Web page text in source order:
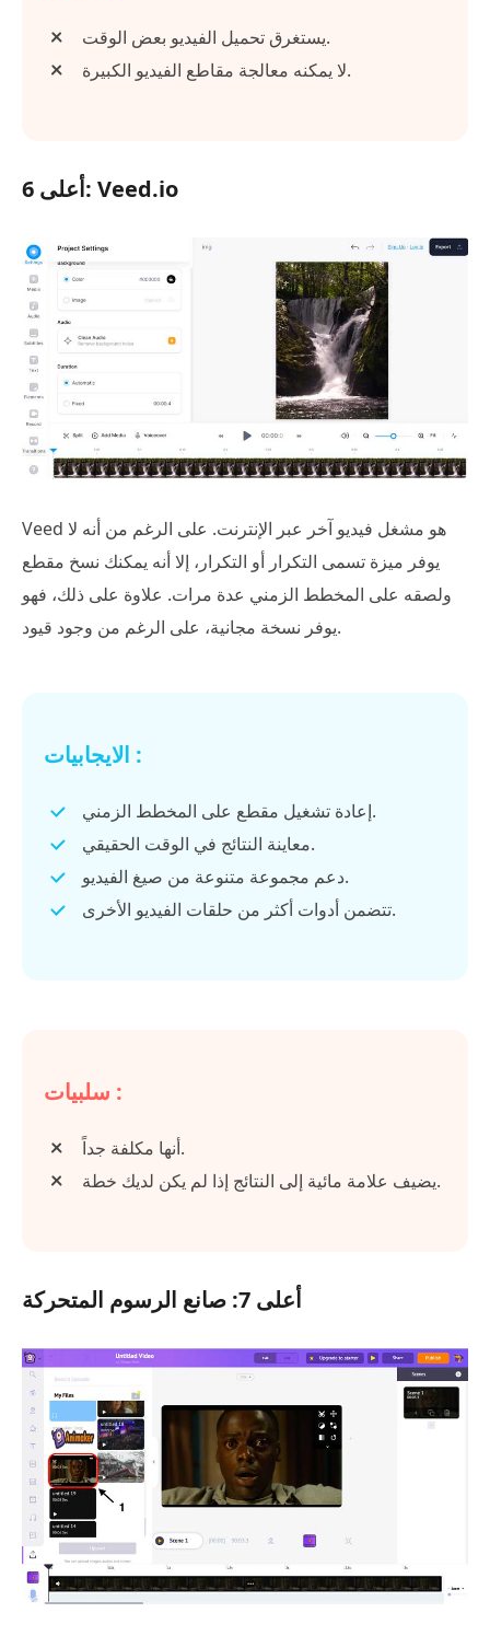
يستغرق تحميل الفيديو بعض الوقت.
لا يمكنه معالجة مقاطع الفيديو الكبيرة.
أعلى 6: Veed.io
Veed هو مشغل فيديو آخر عبر الإنترنت. على الرغم من أنه لا
يوفر ميزة تسمى التكرار أو التكرار، إلا أنه يمكنك نسخ مقطع
ولصقه على المخطط الزمني عدة مرات. علاوة على ذلك، فهو
يوفر نسخة مجانية، على الرغم من وجود قيود.
الايجابيات :
إعادة تشغيل مقطع على المخطط الزمني.
معاينة النتائج في الوقت الحقيقي.
دعم مجموعة متنوعة من صيغ الفيديو.
تتضمن أدوات أكثر من حلقات الفيديو الأخرى.
سلبيات :
أنها مكلفة جداً.
يضيف علامة مائية إلى النتائج إذا لم يكن لديك خطة.
أعلى 7: صانع الرسوم المتحركة